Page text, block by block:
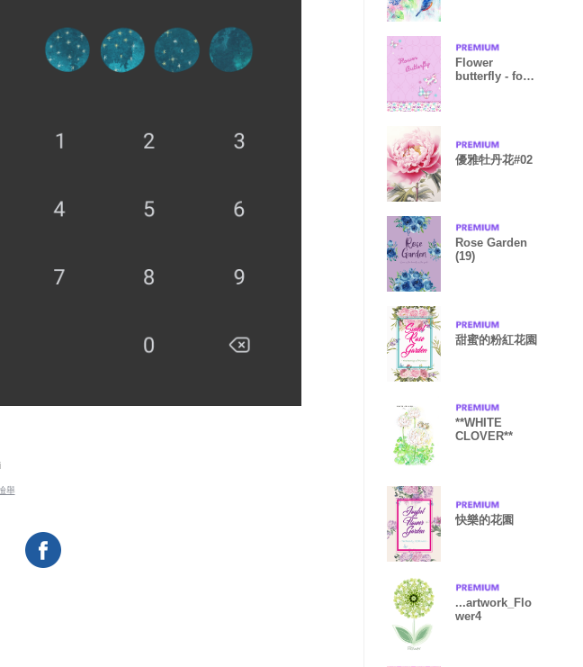
舉
Flower
butterfly - for
優雅牡丹花#02
Rose Garden
(19)
甜蜜的粉紅花園
**WHITE
CLOVER**
快樂的花園
...artwork_Flo
wer4